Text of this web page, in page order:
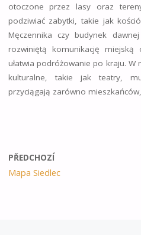
otoczone przez lasy oraz
podziwiać zabytki, takie jak
Męczennika czy budynek
rozwiniętą komunikację miejską
ułatwia podróżowanie po kraju. W
kulturalne, takie jak teatry,
przyciągają zarówno
PŘEDCHOZÍ
Mapa Siedlec